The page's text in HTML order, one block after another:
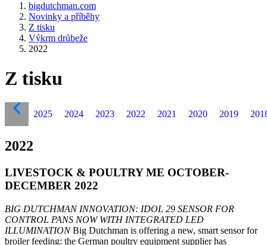
bigdutchman.com
Novinky a příběhy
Z tisku
Výkrm drůbeže
2022
Z tisku
2025 2024 2023 2022 2021 2020 2019
2022
LIVESTOCK & POULTRY ME OCTOBER-
DECEMBER 2022
BIG DUTCHMAN INNOVATION: IDOL 29 SENSOR FOR
CONTROL PANS NOW WITH INTEGRATED LED
ILLUMINATIONBig Dutchman is offering a new, smart sensor for
broiler feeding: the German poultry equipment supplier has